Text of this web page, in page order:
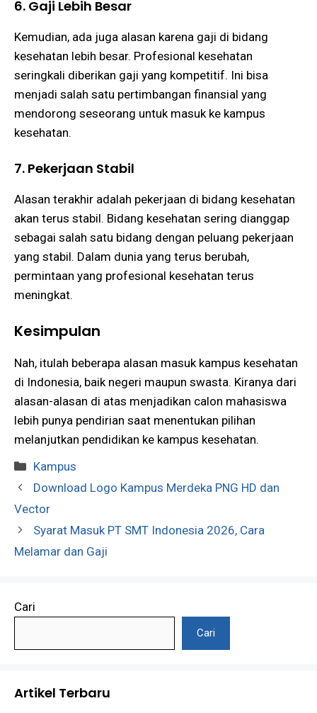
6. Gaji Lebih Besar
Kemudian, ada juga alasan karena gaji di bidang
kesehatan lebih besar. Profesional kesehatan
seringkali diberikan gaji yang kompetitif. Ini bisa
menjadi salah satu pertimbangan finansial yang
mendorong seseorang untuk masuk ke kampus
kesehatan.
7. Pekerjaan Stabil
Alasan terakhir adalah pekerjaan di bidang kesehatan
akan terus stabil. Bidang kesehatan sering dianggap
sebagai salah satu bidang dengan peluang pekerjaan
yang stabil. Dalam dunia yang terus berubah,
permintaan yang profesional kesehatan terus
meningkat.
Kesimpulan
Nah, itulah beberapa alasan masuk kampus kesehatan
di Indonesia, baik negeri maupun swasta. Kiranya dari
alasan-alasan di atas menjadikan calon mahasiswa
lebih punya pendirian saat menentukan pilihan
melanjutkan pendidikan ke kampus kesehatan.
Kategori
Kampus
Download Logo Kampus Merdeka PNG HD dan
Vector
Syarat Masuk PT SMT Indonesia 2026, Cara
Melamar dan Gaji
Cari
Cari
Artikel Terbaru